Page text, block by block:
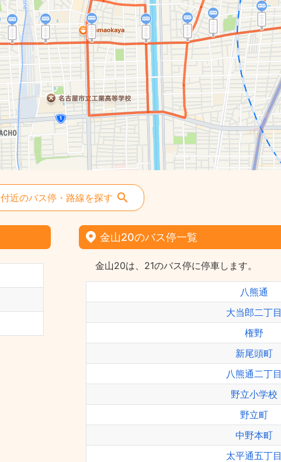
付近のバス停・路線を探す
金山20のバス停一覧
金山20は、21のバス停に停車します。
八熊通
大当郎二丁目
権野
新尾頭町
八熊通二丁目
野立小学校
野立町
中野本町
太平通五丁目